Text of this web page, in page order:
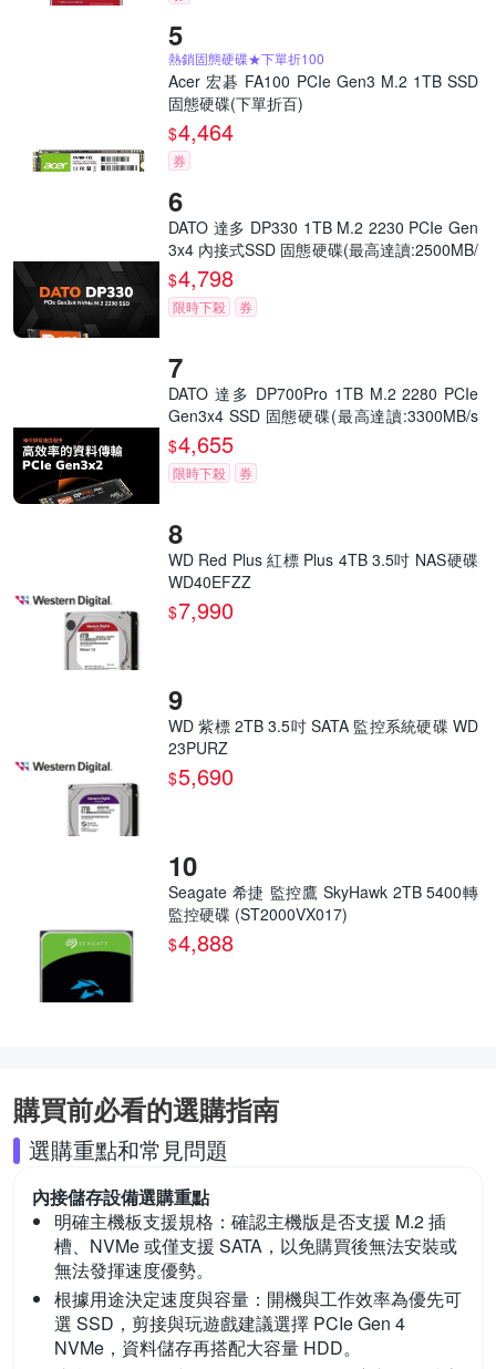
熱銷固態硬碟★下單折100
Acer 宏碁 FA100 PCIe Gen3 M.2 1TB SSD
固態硬碟(下單折百)
$4,464
券
DATO 達多 DP330 1TB M.2 2230 PCIe Gen
3x4 內接式SSD 固態硬碟(最高達讀:2500MB/
s 寫:1700MB/s)
$4,798
限時下殺 券
DATO 達多 DP700Pro 1TB M.2 2280 PCIe
Gen3x4 SSD 固態硬碟(最高達讀:3300MB/s
寫:3100MB/s)
$4,655
限時下殺 券
WD Red Plus 紅標 Plus 4TB 3.5吋 NAS硬碟
WD40EFZZ
$7,990
WD 紫標 2TB 3.5吋 SATA 監控系統硬碟 WD
23PURZ
$5,690
Seagate 希捷 監控鷹 SkyHawk 2TB 5400轉
監控硬碟 (ST2000VX017)
$4,888
購買前必看的選購指南
選購重點和常見問題
內接儲存設備選購重點
明確主機板支援規格： 確認主機版是否支援 M.2 插
槽、NVMe 或僅支援 SATA，以免購買後無法安裝或
無法發揮速度優勢。
根據用途決定速度與容量： 開機與工作效率為優先可
選 SSD，剪接與玩遊戲建議選擇 PCIe Gen 4
NVMe，資料儲存再搭配大容量 HDD。